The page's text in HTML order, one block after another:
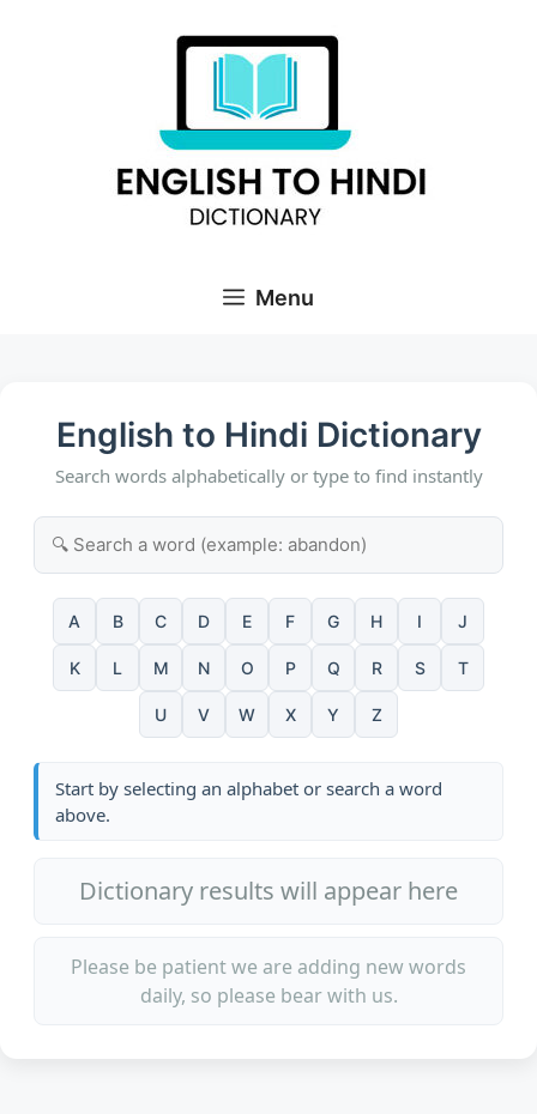
Menu
English to Hindi Dictionary
Search words alphabetically or type to find instantly
A B C D E F G H I J
K L M N O P Q R S T
U V W X Y Z
Start by selecting an alphabet or search a word
above.
Dictionary results will appear here
Please be patient we are adding new words
daily, so please bear with us.